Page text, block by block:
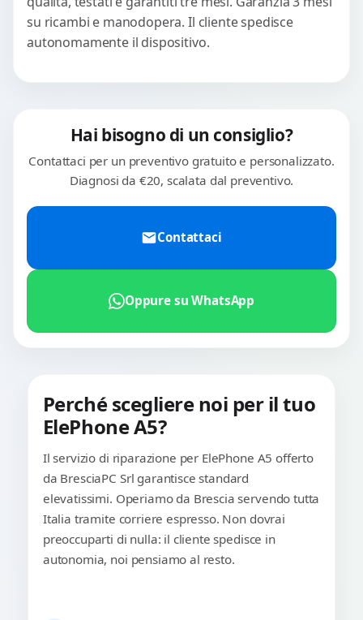
su ricambi e manodopera. Il cliente spedisce
autonomamente il dispositivo.
Hai bisogno di un consiglio?
Contattaci per un preventivo gratuito e personalizzato.
Diagnosi da €20, scalata dal preventivo.
Contattaci
Oppure su WhatsApp
Perché scegliere noi per il tuo
ElePhone A5?
Il servizio di riparazione per ElePhone A5 offerto
da BresciaPC Srl garantisce standard
elevatissimi. Operiamo da Brescia servendo tutta
Italia tramite corriere espresso. Non dovrai
preoccuparti di nulla: il cliente spedisce in
autonomia, noi pensiamo al resto.